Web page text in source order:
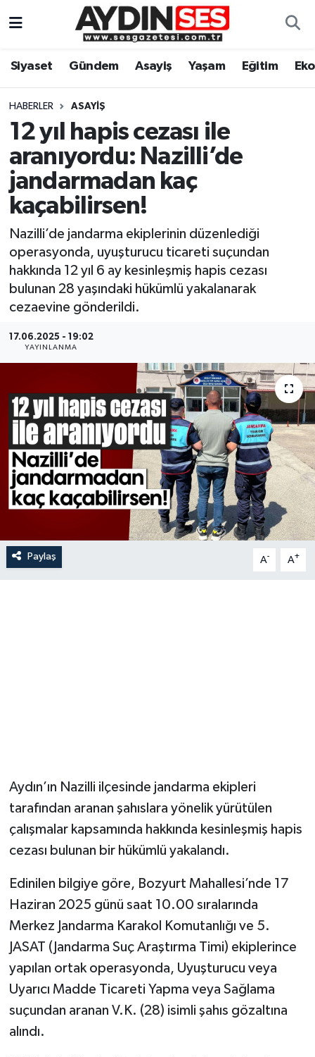
Siyaset Gündem Asayiş Yaşam Eğitim
HABERLER ASAYIŞ
12 yıl hapis cezası ile
aranıyordu: Nazilli’de
jandarmadan kaç
kaçabilirsen!
Nazilli’de jandarma ekiplerinin düzenlediği
operasyonda, uyuşturucu ticareti suçundan
hakkında 12 yıl 6 ay kesinleşmiş hapis cezası
bulunan 28 yaşındaki hükümlü yakalanarak
cezaevine gönderildi.
17.06.2025 - 19:02
YAYINLANMA
Paylaş A- A+
Aydın’ın Nazilli ilçesinde jandarma ekipleri
tarafından aranan şahıslara yönelik yürütülen
çalışmalar kapsamında hakkında kesinleşmiş hapis
cezası bulunan bir hükümlü yakalandı.
Edinilen bilgiye göre, Bozyurt Mahallesi’nde 17
Haziran 2025 günü saat 10.00 sıralarında
Merkez Jandarma Karakol Komutanlığı ve 5.
JASAT (Jandarma Suç Araştırma Timi) ekiplerince
yapılan ortak operasyonda, Uyuşturucu veya
Uyarıcı Madde Ticareti Yapma veya Sağlama
suçundan aranan V.K. (28) isimli şahıs gözaltına
alındı.
Gündem
Siyaset
Ekonomi
Yaşam
Eğitim
Kültür Sanat
Spor
Aydın Hava Durumu
Aydin Namaz Vakitleri
Aydın Trafik Yoğunluk Haritası
Süper Lig Puan Durumu ve Fikstür
Tüm Manşetler
Son Dakika Haberleri
Haber Arşivi